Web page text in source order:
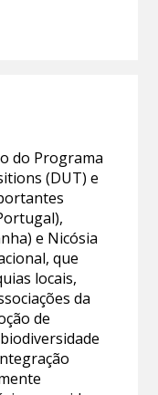
do Programa
(DUT) e
e Nicósia
que
locais,
da
de